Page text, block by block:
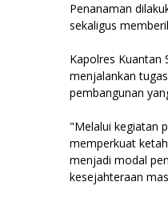
Penanaman
sekaligus
Kapolres Kuantan
menjalankan
pembangunan
"Melalui kegiatan
memperkuat
menjadi modal
kesejahteraan